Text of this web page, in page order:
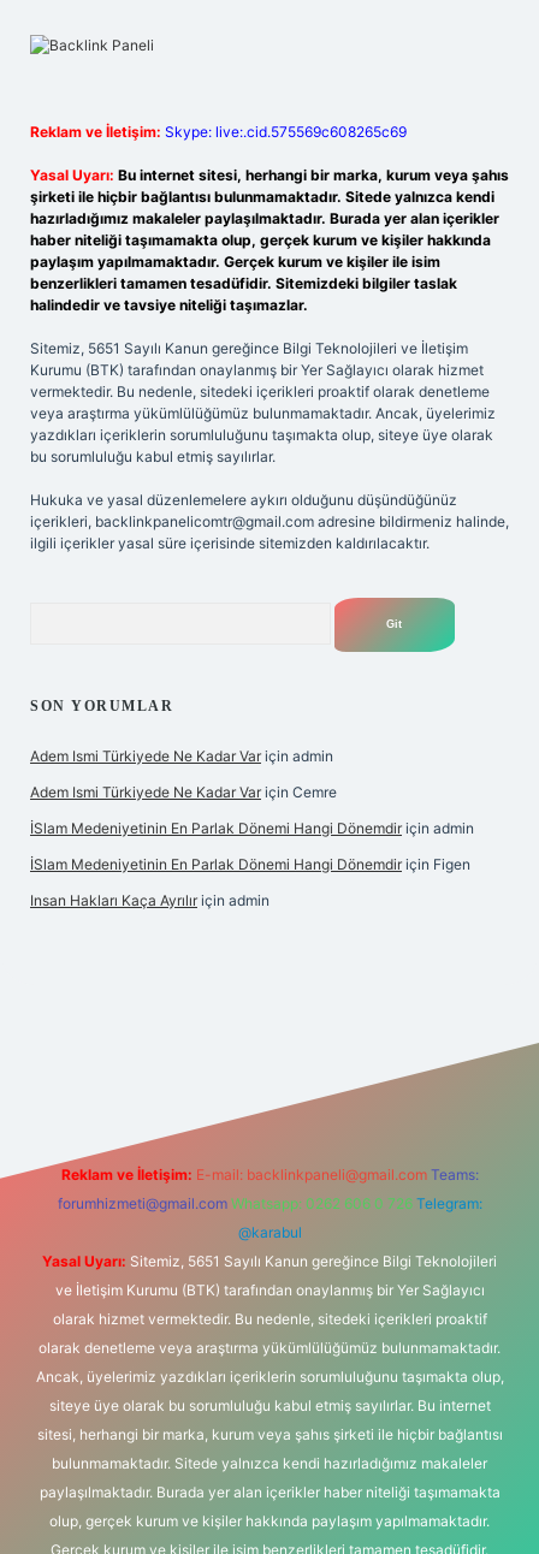
Reklam ve İletişim: Skype: live:.cid.575569c608265c69
Yasal Uyarı: Bu internet sitesi, herhangi bir marka, kurum veya şahıs
şirketi ile hiçbir bağlantısı bulunmamaktadır. Sitede yalnızca kendi
hazırladığımız makaleler paylaşılmaktadır. Burada yer alan içerikler
haber niteliği taşımamakta olup, gerçek kurum ve kişiler hakkında
paylaşım yapılmamaktadır. Gerçek kurum ve kişiler ile isim
benzerlikleri tamamen tesadüfidir. Sitemizdeki bilgiler taslak
halindedir ve tavsiye niteliği taşımazlar.
Sitemiz, 5651 Sayılı Kanun gereğince Bilgi Teknolojileri ve İletişim
Kurumu (BTK) tarafından onaylanmış bir Yer Sağlayıcı olarak hizmet
vermektedir. Bu nedenle, sitedeki içerikleri proaktif olarak denetleme
veya araştırma yükümlülüğümüz bulunmamaktadır. Ancak, üyelerimiz
yazdıkları içeriklerin sorumluluğunu taşımakta olup, siteye üye olarak
bu sorumluluğu kabul etmiş sayılırlar.
Hukuka ve yasal düzenlemelere aykırı olduğunu düşündüğünüz
içerikleri, backlinkpanelicomtr@gmail.com adresine bildirmeniz halinde,
ilgili içerikler yasal süre içerisinde sitemizden kaldırılacaktır.
SON YORUMLAR
Adem Ismi Türkiyede Ne Kadar Var için admin
Adem Ismi Türkiyede Ne Kadar Var için Cemre
İSlam Medeniyetinin En Parlak Dönemi Hangi Dönemdir için admin
İSlam Medeniyetinin En Parlak Dönemi Hangi Dönemdir için Figen
Insan Hakları Kaça Ayrılır için admin
Reklam ve İletişim: E-mail: backlinkpaneli@gmail.com Teams:
forumhizmeti@gmail.com Whatsapp: 0262 606 0 726 Telegram:
@karabul
Yasal Uyarı: Sitemiz, 5651 Sayılı Kanun gereğince Bilgi Teknolojileri
ve İletişim Kurumu (BTK) tarafından onaylanmış bir Yer Sağlayıcı
olarak hizmet vermektedir. Bu nedenle, sitedeki içerikleri proaktif
olarak denetleme veya araştırma yükümlülüğümüz bulunmamaktadır.
Ancak, üyelerimiz yazdıkları içeriklerin sorumluluğunu taşımakta olup,
siteye üye olarak bu sorumluluğu kabul etmiş sayılırlar. Bu internet
sitesi, herhangi bir marka, kurum veya şahıs şirketi ile hiçbir bağlantısı
bulunmamaktadır. Sitede yalnızca kendi hazırladığımız makaleler
paylaşılmaktadır. Burada yer alan içerikler haber niteliği taşımamakta
olup, gerçek kurum ve kişiler hakkında paylaşım yapılmamaktadır.
Gerçek kurum ve kişiler ile isim benzerlikleri tamamen tesadüfidir.